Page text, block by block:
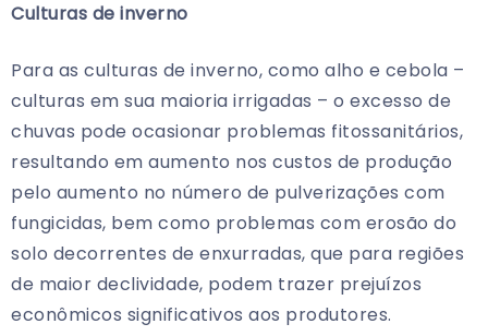
Culturas de inverno
Para as culturas de inverno, como alho e cebola –
culturas em sua maioria irrigadas – o excesso de
chuvas pode ocasionar problemas fitossanitários,
resultando em aumento nos custos de produção
pelo aumento no número de pulverizações com
fungicidas, bem como problemas com erosão do
solo decorrentes de enxurradas, que para regiões
de maior declividade, podem trazer prejuízos
econômicos significativos aos produtores.